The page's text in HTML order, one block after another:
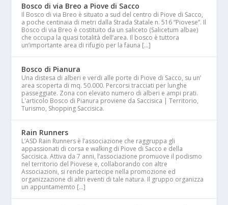
Bosco di via Breo a Piove di Sacco
Il Bosco di via Breo è situato a sud del centro di Piove di Sacco,
a poche centinaia di metri dalla Strada Statale n. 516 “Piovese”. Il
Bosco di via Breo è costituito da un saliceto (Salicetum albae)
che occupa la quasi totalità dell’area. Il bosco è tuttora
un’importante area di rifugio per la fauna […]
Bosco di Pianura
Una distesa di alberi e verdi alle porte di Piove di Sacco, su un’
area scoperta di mq. 50.000. Percorsi tracciati per lunghe
passeggiate. Zona con elevato numero di alberi e ampi prati.
L'articolo Bosco di Pianura proviene da Saccisica | Territorio,
Turismo, Shopping Saccisica.
Rain Runners
L’ASD Rain Runners è l’associazione che raggruppa gli
appassionati di corsa e walking di Piove di Sacco e della
Saccisica. Attiva da 7 anni, l’associazione promuove il podismo
nel territorio del Piovese e, collaborando con altre
Associazioni, si rende partecipe nella promozione ed
organizzazione di altri eventi di tale natura. Il gruppo organizza
un appuntamemto […]